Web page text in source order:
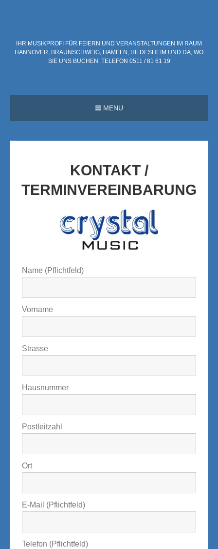
IHR MUSIKPROFI FÜR FEIERN UND VERANSTALTUNGEN IM RAUM
HANNOVER, BRAUNSCHWEIG, HAMELN, HILDESHEIM UND DA, WO
SIE UNS BUCHEN. TELEFON 0511 / 81 61 19
MENU
KONTAKT /
TERMINVEREINBARUNG
Name (Pflichtfeld)
Vorname
Strasse
Hausnummer
Postleitzahl
Ort
E-Mail (Pflichtfeld)
Telefon (Pflichtfeld)